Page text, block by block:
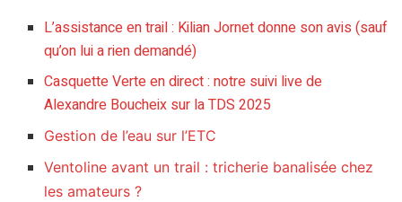
L’assistance en trail : Kilian Jornet donne son avis (sauf
qu’on lui a rien demandé)
Casquette Verte en direct : notre suivi live de
Alexandre Boucheix sur la TDS 2025
Gestion de l’eau sur l’ETC
Ventoline avant un trail : tricherie banalisée chez
les amateurs ?